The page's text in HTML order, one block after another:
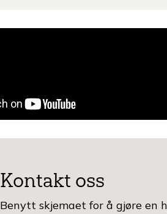
Kontakt oss
Benytt skjemaet for å gjøre en